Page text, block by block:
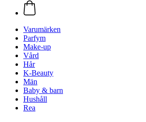
Varumärken
Parfym
Make-up
Vård
Hår
K-Beauty
Män
Baby & barn
Hushåll
Rea